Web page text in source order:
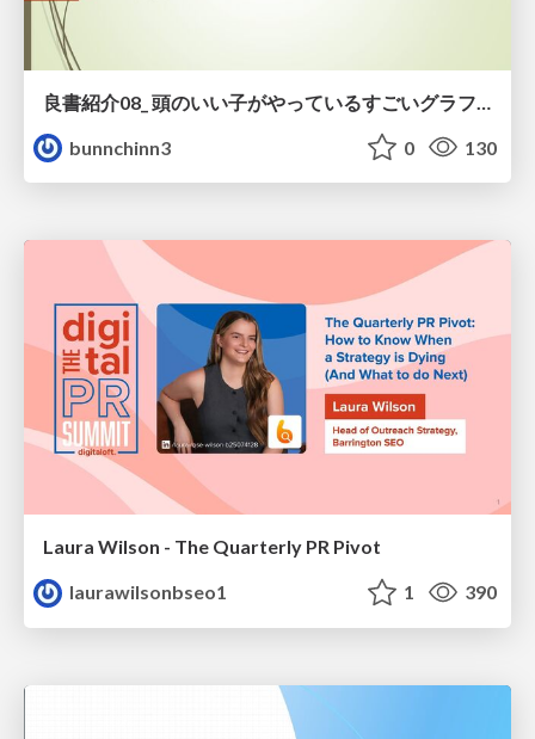
bunnchinn3
0 130
Laura Wilson - The Quarterly PR Pivot
laurawilsonbseo1
1 390